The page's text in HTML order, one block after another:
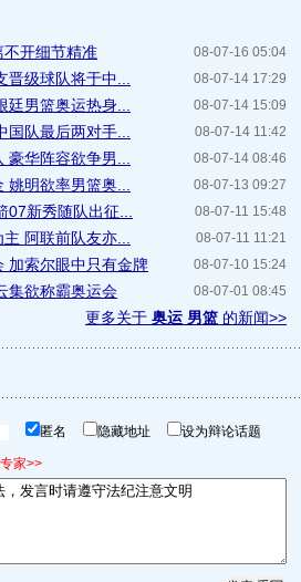
08-07-16 05:04
开细节精准
08-07-14 17:29
级球队将于中...
08-07-14 15:09
男篮奥运热身...
08-07-14 11:42
队最后两对手...
08-07-14 08:46
华阵容欲争男...
08-07-13 09:27
明欲率男篮奥...
08-07-11 15:48
新秀随队出征...
08-07-11 11:21
阿联前队友亦...
08-07-10 15:24
加索尔眼中只有金牌
08-07-01 08:45
集欲称霸奥运会
更多关于 奥运 男篮 的新闻>>
匿名 隐藏地址 设为辩论话题
家>>